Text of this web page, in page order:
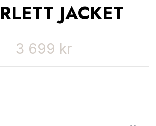
JACKET
3 699 kr